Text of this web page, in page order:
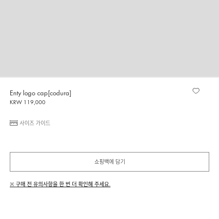
Enty logo cap[codura]
KRW 119,000
사이즈 가이드
쇼핑백에 담기
※ 구매 전 유의사항을 한 번 더 확인해 주세요.